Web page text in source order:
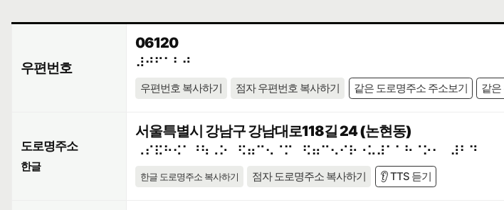
우편번호
06120
⠼⠚⠋⠁⠃⠚
우편번호 복사하기 점자 우편번호 복사하기 같은 도로명주소 주소보기 같은
도로명주소
한글
서울특별시 강남구 강남대로118길 24 (논현동)
⠠⠎⠯⠓⠪⠁⠘⠳⠠⠕⠀⠫⠶⠉⠢⠈⠍⠀⠫⠶⠉⠢⠊⠗⠐⠥⠼⠁⠁⠓⠈⠕⠂⠀⠼⠃⠙
한글 도로명주소 복사하기 점자 도로명주소 복사하기 👂 TTS 듣기